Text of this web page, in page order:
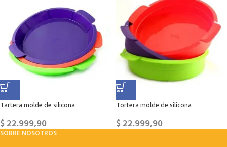
Tartera molde de silicona
$22.999,90
Tortera molde de silicona
$22.999,90
SOBRE NOSOTROS